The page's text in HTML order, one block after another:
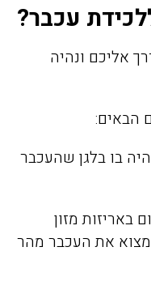
עכבר?
אליכם ונהיה
הבאים:
בו בלגן שהעכבר
באריזות מזון
את העכבר מהר